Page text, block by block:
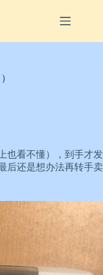
也看不懂），到手才发
后还是想办法再转手卖